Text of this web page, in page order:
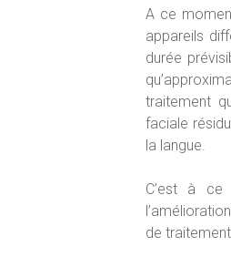
A ce
appareils
durée
traitement
faciale
la langue.
C’est à ce
de